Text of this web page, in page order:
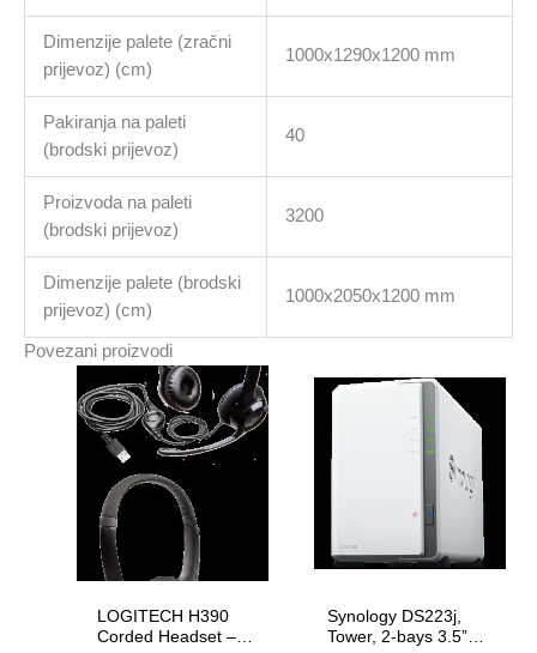
Dimenzije palete (zračni
prijevoz) (cm)
1000x1290x1200 mm
Pakiranja na paleti
(brodski prijevoz)
40
Proizvoda na paleti
(brodski prijevoz)
3200
Dimenzije palete (brodski
prijevoz) (cm)
1000x2050x1200 mm
Povezani proizvodi
LOGITECH H390
Corded Headset –
Synology DS223j,
Tower, 2-bays 3.5”